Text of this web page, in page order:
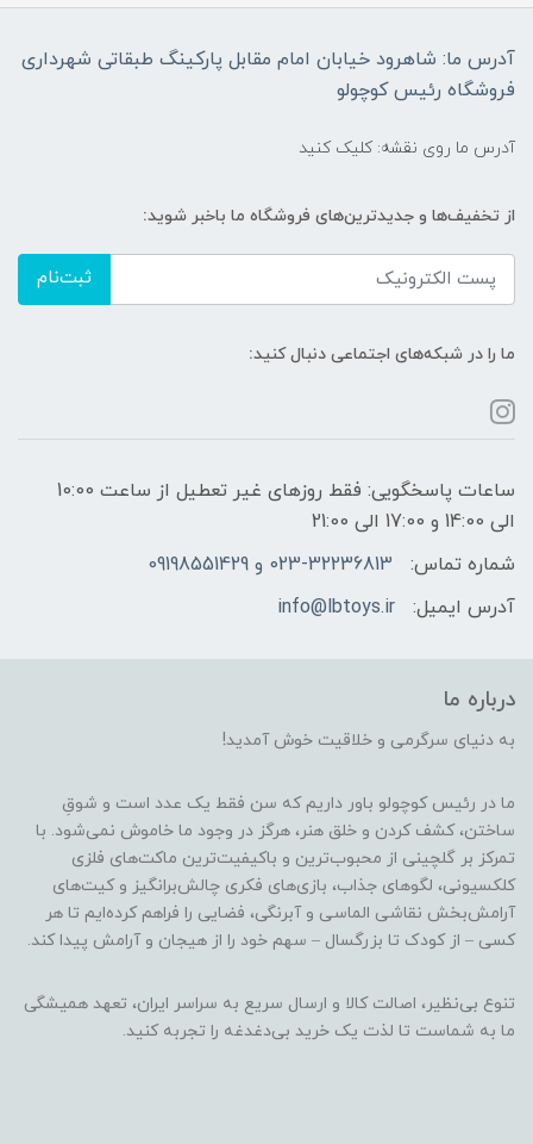
آدرس ما: شاهرود خیابان امام مقابل پارکینگ طبقاتی شهرداری
فروشگاه رئیس کوچولو
آدرس ما روی نقشه: کلیک کنید
از تخفیف‌ها و جدیدترین‌های فروشگاه ما باخبر شوید:
ثبت‌نام
ما را در شبکه‌های اجتماعی دنبال کنید:
ساعات پاسخگویی: فقط روزهای غیر تعطیل از ساعت 10:00
الی 14:00 و 17:00 الی 21:00
شماره تماس:
023-32236813 و 09198551429
آدرس ایمیل:
info@lbtoys.ir
درباره ما
به دنیای سرگرمی و خلاقیت خوش آمدید!
ما در رئیس کوچولو باور داریم که سن فقط یک عدد است و شوقِ
ساختن، کشف کردن و خلق هنر، هرگز در وجود ما خاموش نمی‌شود. با
تمرکز بر گلچینی از محبوب‌ترین و باکیفیت‌ترین ماکت‌های فلزی
کلکسیونی، لگوهای جذاب، بازی‌های فکری چالش‌برانگیز و کیت‌های
آرامش‌بخش نقاشی الماسی و آبرنگی، فضایی را فراهم کرده‌ایم تا هر
کسی – از کودک تا بزرگسال – سهم خود را از هیجان و آرامش پیدا کند.
تنوع بی‌نظیر، اصالت کالا و ارسال سریع به سراسر ایران، تعهد همیشگی
ما به شماست تا لذت یک خرید بی‌دغدغه را تجربه کنید.